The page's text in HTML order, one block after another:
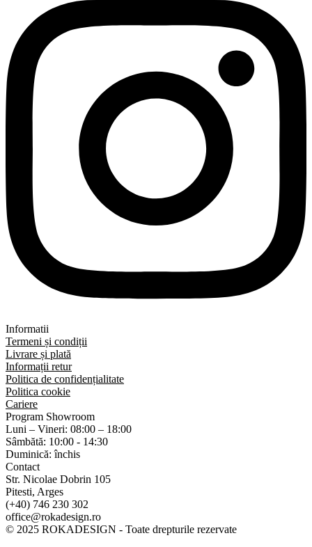
Informatii
Termeni și condiții
Livrare și plată
Informații retur
Politica de confidențialitate
Politica cookie
Cariere
Program Showroom
Luni – Vineri: 08:00 – 18:00
Sâmbătă: 10:00 - 14:30
Duminică: închis
Contact
Str. Nicolae Dobrin 105
Pitesti, Arges
(+40) 746 230 302
office@rokadesign.ro
© 2025 ROKADESIGN - Toate drepturile rezervate